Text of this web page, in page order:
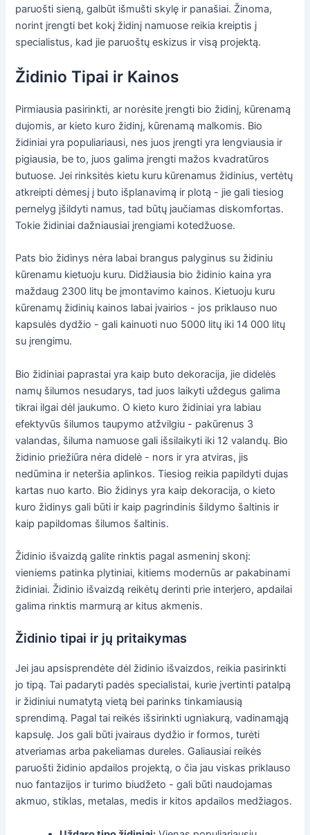
paruošti sieną, galbūt išmušti skylę ir panašiai. Žinoma,
norint įrengti bet kokį židinį namuose reikia kreiptis į
specialistus, kad jie paruoštų eskizus ir visą projektą.
Židinio Tipai ir Kainos
Pirmiausia pasirinkti, ar norėsite įrengti bio židinį, kūrenamą
dujomis, ar kieto kuro židinį, kūrenamą malkomis. Bio
židiniai yra populiariausi, nes juos įrengti yra lengviausia ir
pigiausia, be to, juos galima įrengti mažos kvadratūros
butuose. Jei rinksitės kietu kuru kūrenamus židinius, vertėtų
atkreipti dėmesį į buto išplanavimą ir plotą - jie gali tiesiog
pernelyg įšildyti namus, tad būtų jaučiamas diskomfortas.
Tokie židiniai dažniausiai įrengiami kotedžuose.
Pats bio židinys nėra labai brangus palyginus su židiniu
kūrenamu kietuoju kuru. Didžiausia bio židinio kaina yra
maždaug 2300 litų be įmontavimo kainos. Kietuoju kuru
kūrenamų židinių kainos labai įvairios - jos priklauso nuo
kapsulės dydžio - gali kainuoti nuo 5000 litų iki 14 000 litų
su įrengimu.
Bio židiniai paprastai yra kaip buto dekoracija, jie didelės
namų šilumos nesudarys, tad juos laikyti uždegus galima
tikrai ilgai dėl jaukumo. O kieto kuro židiniai yra labiau
efektyvūs šilumos taupymo atžvilgiu - pakūrenus 3
valandas, šiluma namuose gali išsilaikyti iki 12 valandų. Bio
židinio priežiūra nėra didelė - nors ir yra atviras, jis
nedūmina ir neteršia aplinkos. Tiesiog reikia papildyti dujas
kartas nuo karto. Bio židinys yra kaip dekoracija, o kieto
kuro židinys gali būti ir kaip pagrindinis šildymo šaltinis ir
kaip papildomas šilumos šaltinis.
Židinio išvaizdą galite rinktis pagal asmeninį skonį:
vieniems patinka plytiniai, kitiems modernūs ar pakabinami
židiniai. Židinio išvaizdą reikėtų derinti prie interjero, apdailai
galima rinktis marmurą ar kitus akmenis.
Židinio tipai ir jų pritaikymas
Jei jau apsisprendėte dėl židinio išvaizdos, reikia pasirinkti
jo tipą. Tai padaryti padės specialistai, kurie įvertinti patalpą
ir židiniui numatytą vietą bei parinks tinkamiausią
sprendimą. Pagal tai reikės išsirinkti ugniakurą, vadinamąją
kapsulę. Jos gali būti įvairaus dydžio ir formos, turėti
atveriamas arba pakeliamas dureles. Galiausiai reikės
paruošti židinio apdailos projektą, o čia jau viskas priklauso
nuo fantazijos ir turimo biudžeto - gali būti naudojamas
akmuo, stiklas, metalas, medis ir kitos apdailos medžiagos.